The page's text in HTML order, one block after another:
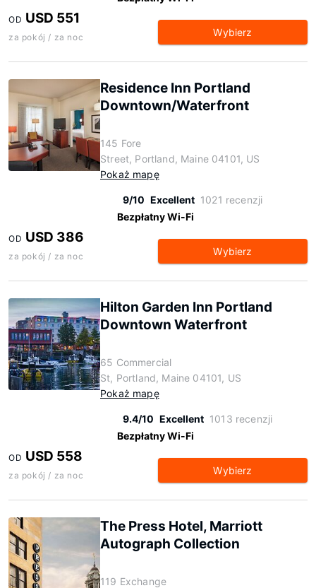
OD USD 551
za pokój / za noc Wybierz
Residence Inn Portland
Downtown/Waterfront
145 Fore
Street, Portland, Maine 04101, US
Pokaż mapę
9/10 Excellent 1021 recenzji
Bezpłatny Wi-Fi
OD USD 386
za pokój / za noc Wybierz
Hilton Garden Inn Portland
Downtown Waterfront
65 Commercial
St, Portland, Maine 04101, US
Pokaż mapę
9.4/10 Excellent 1013 recenzji
Bezpłatny Wi-Fi
OD USD 558
za pokój / za noc Wybierz
The Press Hotel, Marriott
Autograph Collection
119 Exchange